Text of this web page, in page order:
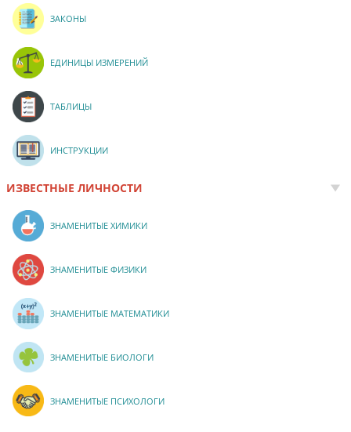
ЗАКОНЫ
ЕДИНИЦЫ ИЗМЕРЕНИЙ
ТАБЛИЦЫ
ИНСТРУКЦИИ
ИЗВЕСТНЫЕ ЛИЧНОСТИ
ЗНАМЕНИТЫЕ ХИМИКИ
ЗНАМЕНИТЫЕ ФИЗИКИ
ЗНАМЕНИТЫЕ МАТЕМАТИКИ
ЗНАМЕНИТЫЕ БИОЛОГИ
ЗНАМЕНИТЫЕ ПСИХОЛОГИ